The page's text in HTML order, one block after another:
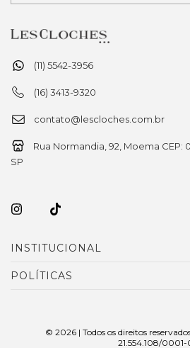
(11) 5542-3956
(16) 3413-9320
contato@lescloches.com.br
Rua Normandia, 92, Moema CEP:
SP
INSTITUCIONAL
POLÍTICAS
© 2026 | Todos os direitos
21.554.108/